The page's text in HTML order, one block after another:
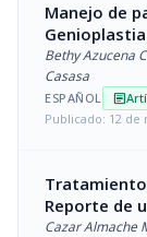
Manejo de
Bethy Azucena
Casasa
ESPAÑOL article
Publicado: 12 de
Reporte de
Cazar Almache